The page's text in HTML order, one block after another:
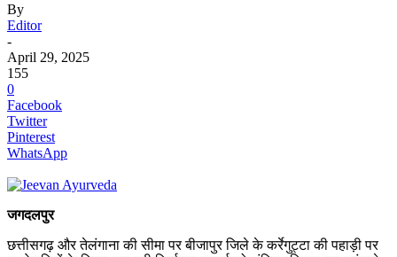
By
Editor
-
April 29, 2025
155
0
Facebook
Twitter
Pinterest
WhatsApp
जगदलपुर
छत्तीसगढ़ और तेलंगाना की सीमा पर बीजापुर जिले के कर्रेगुट्टा की पहाड़ी पर